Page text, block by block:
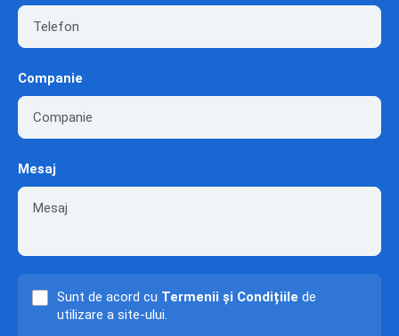
Companie
Mesaj
Sunt de acord cu Termenii și Condițiile de
utilizare a site-ului.